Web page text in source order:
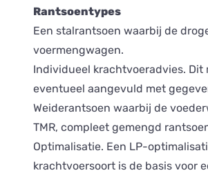
Rantsoentypes
Een stalrantsoen waarbij de
voermengwagen.
Individueel krachtvoeradvies. Dit
eventueel aangevuld met
Weiderantsoen waarbij de
TMR, compleet gemengd
Optimalisatie. Een LP-
krachtvoersoort is de basis voor